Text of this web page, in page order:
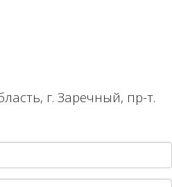
г. Заречный, пр-т.